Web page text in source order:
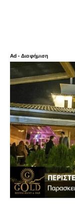
Ad - Διαφήμιση